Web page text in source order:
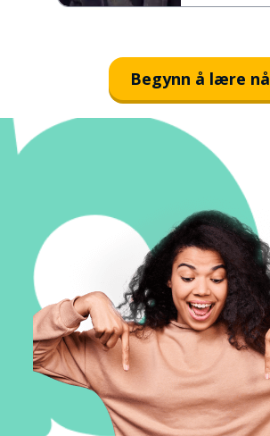
Begynn å lære nå